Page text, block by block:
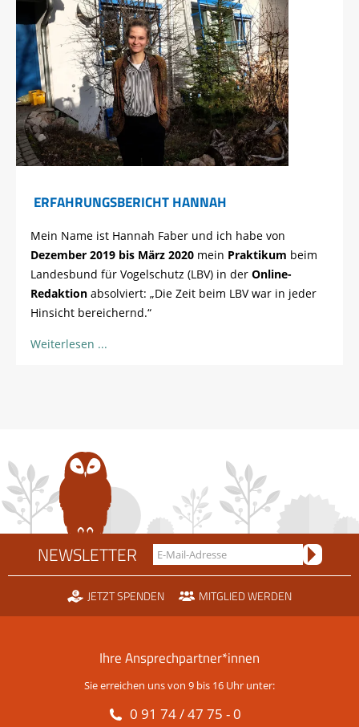
ERFAHRUNGSBERICHT HANNAH
Mein Name ist Hannah Faber und ich habe von
Dezember 2019 bis März 2020 mein Praktikum beim
Landesbund für Vogelschutz (LBV) in der Online-
Redaktion absolviert: „Die Zeit beim LBV war in jeder
Hinsicht bereichernd.“
Weiterlesen
NEWSLETTER
JETZT SPENDEN MITGLIED WERDEN
Ihre Ansprechpartner*innen
Sie erreichen uns von 9 bis 16 Uhr unter:
0 91 74 / 47 75 - 0